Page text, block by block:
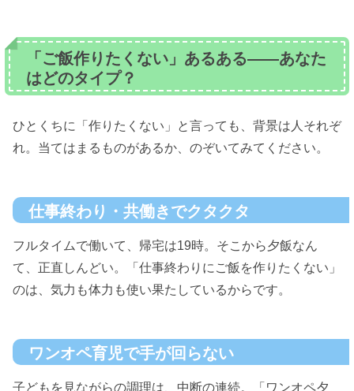
「ご飯作りたくない」あるある――あなた
はどのタイプ？
ひとくちに「作りたくない」と言っても、背景は人それぞ
れ。当てはまるものがあるか、のぞいてみてください。
仕事終わり・共働きでクタクタ
フルタイムで働いて、帰宅は19時。そこから夕飯なん
て、正直しんどい。「仕事終わりにご飯を作りたくない」
のは、気力も体力も使い果たしているからです。
ワンオペ育児で手が回らない
子どもを見ながらの調理は、中断の連続。「ワンオペ夕